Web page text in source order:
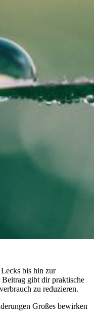
bis hin zur
gibt dir praktische
zu reduzieren.
Großes bewirken